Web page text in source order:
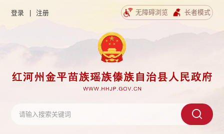
登录 | 注册 无障碍浏览 长者模式